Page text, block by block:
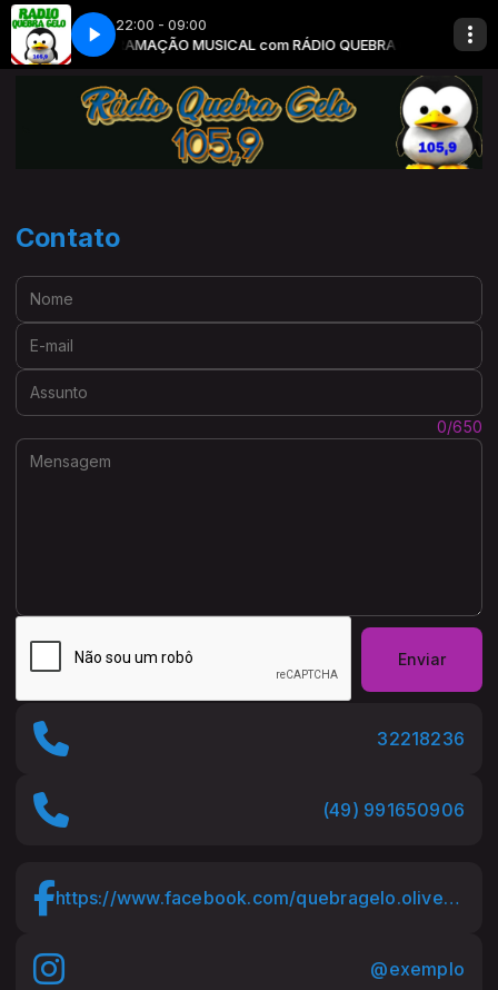
22:00 - 09:00
PROGRAMAÇÃO MUSICAL com RÁDIO QUEBRA GELO
Contato
Nome:
E-mail:
Assunto:
0/650
Enviar
32218236
(49) 991650906
https://www.facebook.com/quebragelo.oliveira
@exemplo